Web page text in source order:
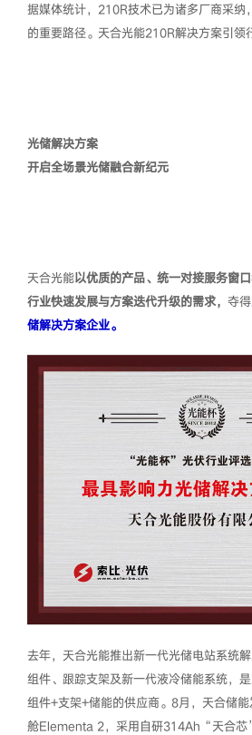
据媒体统计，210R技术已为诸多厂商采纳
的重要路径。天合光能210R解决方案引领
光储解决方案
开启全场景光储融合新纪元
天合光能以优质的产品、统一对接服务窗
行业快速发展与方案迭代升级的需求， 夺得
储解决方案企业。
去年，天合光能推出新一代光储电站系统
组件、跟踪支架及新一代液冷储能系统，
组件+支架+储能的供应商。8月，天合储
舱Elementa 2，采用自研314Ah“天合芯